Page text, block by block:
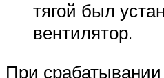
тягой был
вентилятор.
При